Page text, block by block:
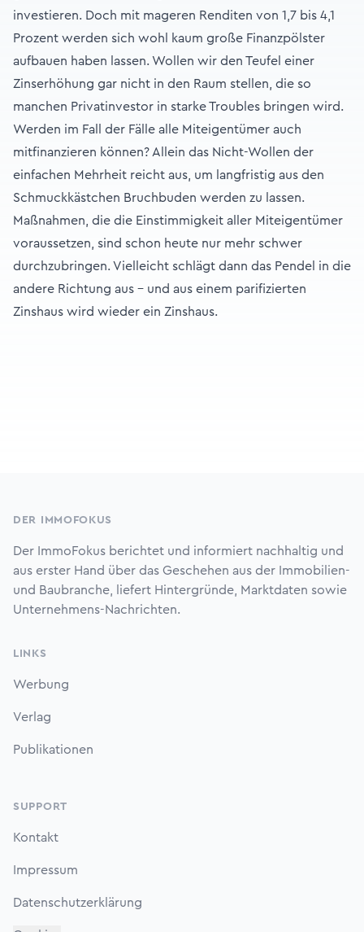
investieren. Doch mit mageren Renditen von 1,7 bis 4,1
Prozent werden sich wohl kaum große Finanzpölster
aufbauen haben lassen. Wollen wir den Teufel einer
Zinserhöhung gar nicht in den Raum stellen, die so
manchen Privatinvestor in starke Troubles bringen wird.
Werden im Fall der Fälle alle Miteigentümer auch
mitfinanzieren können? Allein das Nicht-Wollen der
einfachen Mehrheit reicht aus, um langfristig aus den
Schmuckkästchen Bruchbuden werden zu lassen.
Maßnahmen, die die Einstimmigkeit aller Miteigentümer
voraussetzen, sind schon heute nur mehr schwer
durchzubringen. Vielleicht schlägt dann das Pendel in die
andere Richtung aus – und aus einem parifizierten
Zinshaus wird wieder ein Zinshaus.
DER IMMOFOKUS
Der ImmoFokus berichtet und informiert nachhaltig und
aus erster Hand über das Geschehen aus der Immobilien-
und Baubranche, liefert Hintergründe, Marktdaten sowie
Unternehmens-Nachrichten.
LINKS
Werbung
Verlag
Publikationen
SUPPORT
Kontakt
Impressum
Datenschutzerklärung